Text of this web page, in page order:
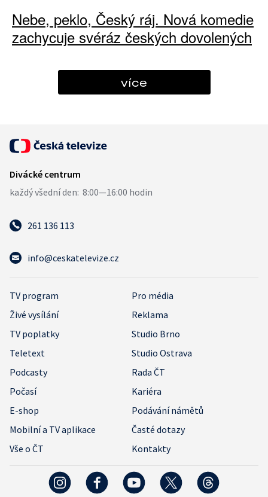
Nebe, peklo, Český ráj. Nová komedie
zachycuje svéráz českých dovolených
více
261 136 113
info@ceskatelevize.cz
TV program
Pro média
Živé vysílání
Reklama
TV poplatky
Studio Brno
Teletext
Studio Ostrava
Podcasty
Rada ČT
Počasí
Kariéra
E-shop
Podávání námětů
Mobilní a TV aplikace
Časté dotazy
Vše o ČT
Kontakty